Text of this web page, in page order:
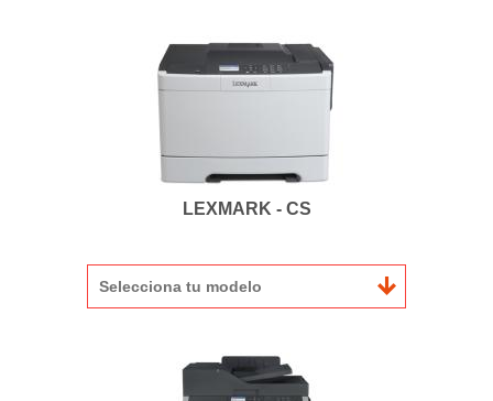
LEXMARK - CS
Selecciona tu modelo